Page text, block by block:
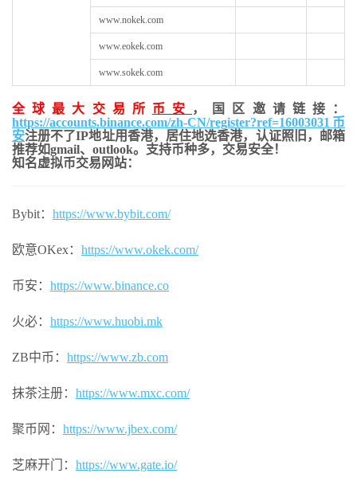
www.nokek.com
www.eokek.com
www.sokek.com
全球最大交易所 币安
，国区邀请链接：
https://accounts.binance.com/zh-CN/register?ref=16003031 币
安注册不了IP地址用香港，居住地选香港，认证照旧， 邮箱
推荐如gmail、outlook。支持币种多，交易安全！
知名虚拟币交易网站：
Bybit： https://www.bybit.com/
欧意OKex： https://www.okek.com/
币安： https://www.binance.co
火必： https://www.huobi.mk
ZB中币： https://www.zb.com
抹茶注册： https://www.mxc.com/
聚币网： https://www.jbex.com/
芝麻开门： https://www.gate.io/